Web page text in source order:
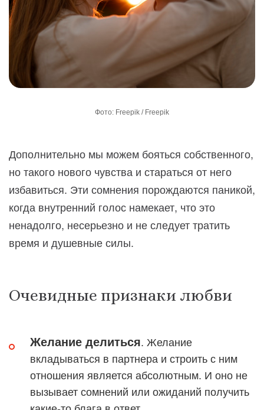
Фото: Freepik / Freepik
Дополнительно мы можем бояться собственного,
но такого нового чувства и стараться от него
избавиться. Эти сомнения порождаются паникой,
когда внутренний голос намекает, что это
ненадолго, несерьезно и не следует тратить
время и душевные силы.
Очевидные признаки любви
Желание делиться. Желание
вкладываться в партнера и строить с ним
отношения является абсолютным. И оно не
вызывает сомнений или ожиданий получить